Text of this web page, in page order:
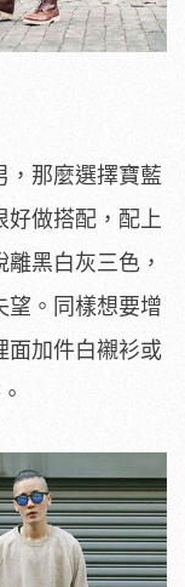
，那麼選擇寶藍
好做搭配，配上
黑白灰三色，
望。同樣想要增
面加件白襯衫或